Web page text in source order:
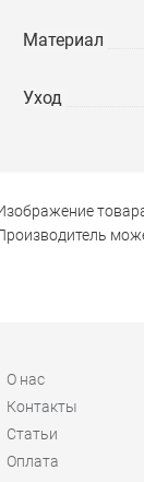
Материал
Уход
О нас
Контакты
Статьи
Оплата